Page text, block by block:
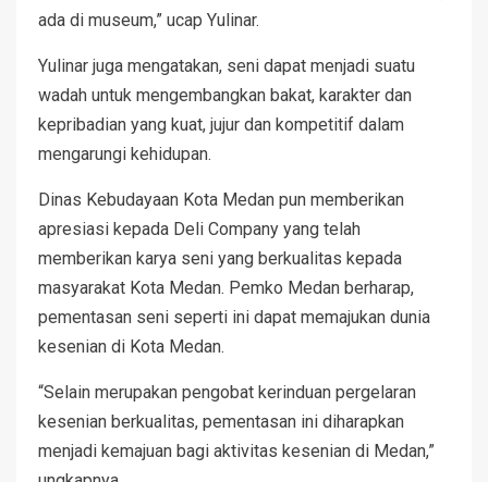
ada di museum,” ucap Yulinar.
Yulinar juga mengatakan, seni dapat menjadi suatu
wadah untuk mengembangkan bakat, karakter dan
kepribadian yang kuat, jujur dan kompetitif dalam
mengarungi kehidupan.
Dinas Kebudayaan Kota Medan pun memberikan
apresiasi kepada Deli Company yang telah
memberikan karya seni yang berkualitas kepada
masyarakat Kota Medan. Pemko Medan berharap,
pementasan seni seperti ini dapat memajukan dunia
kesenian di Kota Medan.
“Selain merupakan pengobat kerinduan pergelaran
kesenian berkualitas, pementasan ini diharapkan
menjadi kemajuan bagi aktivitas kesenian di Medan,”